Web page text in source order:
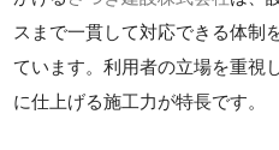
スまで一貫して対応できる体制
ています。利用者の立場を重視
に仕上げる施工力が特長です。